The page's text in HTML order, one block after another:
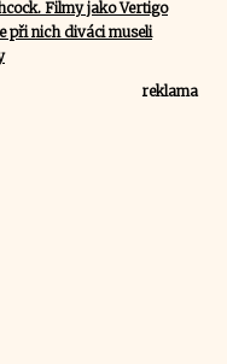
Filmy jako Vertigo
při nich diváci museli
reklama